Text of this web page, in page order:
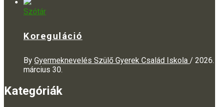
Szótár
Koreguláció
By Gyermeknevelés Szülő Gyerek Család Iskola / 2026.
március 30.
Kategóriák